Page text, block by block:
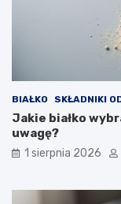
BIAŁKO SKŁADNIKI
Jakie białko
uwagę?
1 sierpnia 2026